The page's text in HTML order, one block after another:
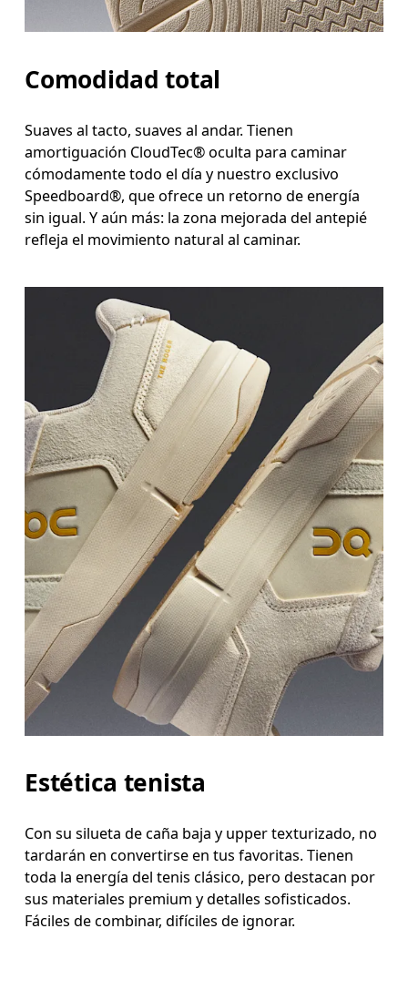
Comodidad total
Suaves al tacto, suaves al andar. Tienen
amortiguación CloudTec® oculta para caminar
cómodamente todo el día y nuestro exclusivo
Speedboard®, que ofrece un retorno de energía
sin igual. Y aún más: la zona mejorada del antepié
refleja el movimiento natural al caminar.
Estética tenista
Con su silueta de caña baja y upper texturizado, no
tardarán en convertirse en tus favoritas. Tienen
toda la energía del tenis clásico, pero destacan por
sus materiales premium y detalles sofisticados.
Fáciles de combinar, difíciles de ignorar.